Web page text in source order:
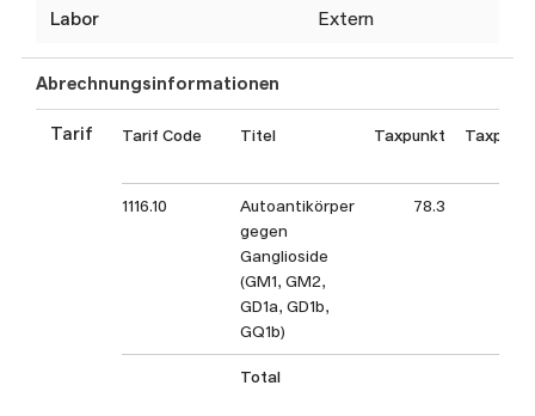
Labor Extern
Abrechnungsinformationen
Tarif Tarif Code Titel Taxpunkt
1116.10
Autoantikörper
gegen
Ganglioside
(GM1, GM2,
GD1a, GD1b,
GQ1b)
78.3
Total